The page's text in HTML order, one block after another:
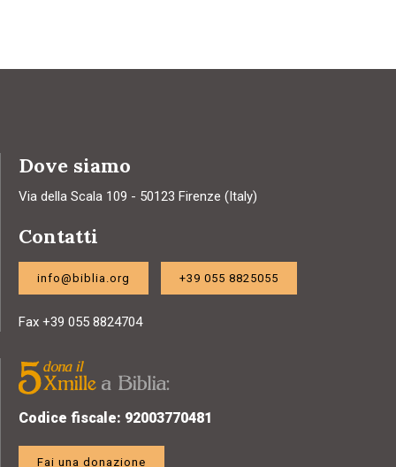
Dove siamo
Via della Scala 109 - 50123 Firenze (Italy)
Contatti
info@biblia.org +39 055 8825055
Fax +39 055 8824704
Codice fiscale: 92003770481
Fai una donazione